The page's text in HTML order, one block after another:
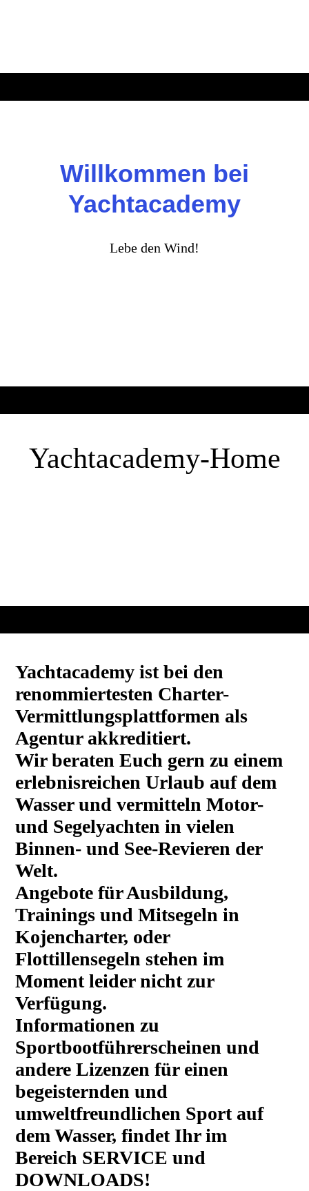
Willkommen bei
Yachtacademy
Lebe den Wind!
Yachtacademy-Home
Yachtacademy ist bei den
renommiertesten Charter-
Vermittlungsplattformen als
Agentur akkreditiert.
Wir beraten Euch gern zu einem
erlebnisreichen Urlaub auf dem
Wasser und vermitteln Motor-
und Segelyachten in vielen
Binnen- und See-Revieren der
Welt.
Angebote für Ausbildung,
Trainings und Mitsegeln in
Kojencharter, oder
Flottillensegeln stehen im
Moment leider nicht zur
Verfügung.
Informationen zu
Sportbootführerscheinen und
andere Lizenzen für einen
begeisternden und
umweltfreundlichen Sport auf
dem Wasser, findet Ihr im
Bereich SERVICE und
DOWNLOADS!